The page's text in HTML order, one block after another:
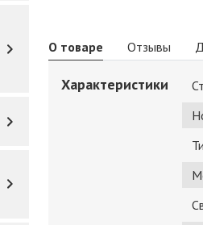
О товаре Отзывы
Характеристики